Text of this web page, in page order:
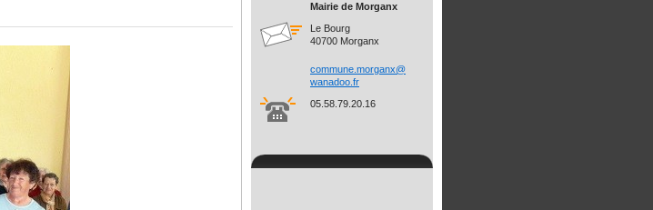
Mairie de Morganx
Le Bourg
40700 Morganx
commune. morganx@
wanadoo. fr
05.58.79.20.16